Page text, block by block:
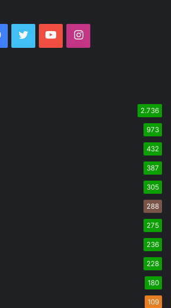
Facebook
TwitterYouTubeInstagram
2.736
973
432
387
305
288
275
236
228
180
109